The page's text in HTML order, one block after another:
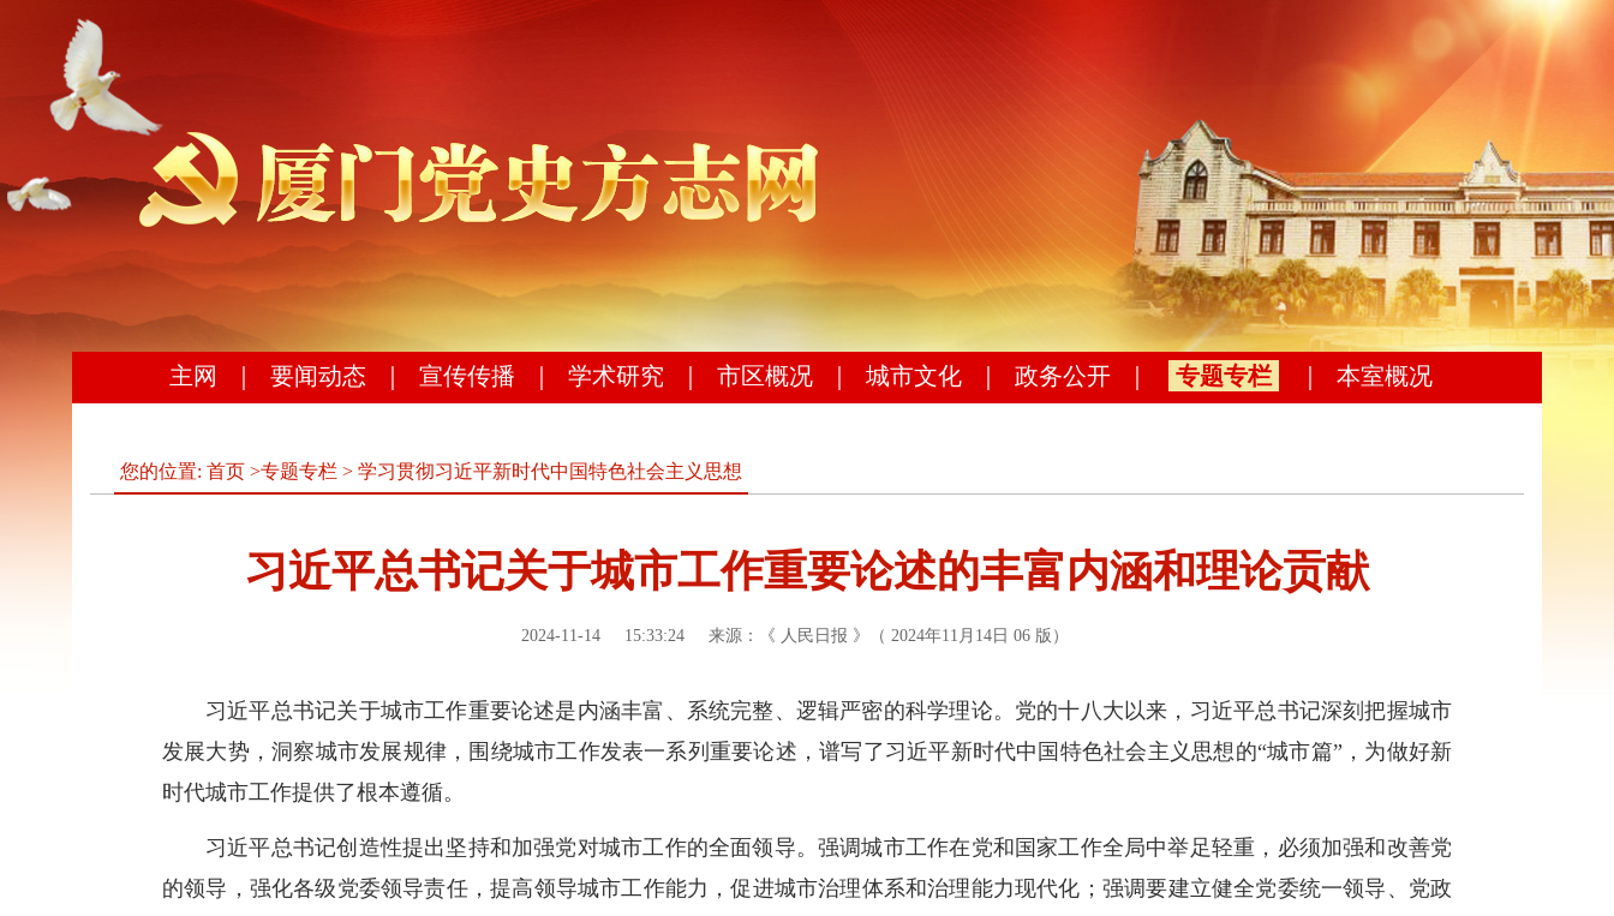
主网 要闻动态 宣传传播 学术研究 市区概况 城市文化 政务公开 专题专栏 本室概况
您的位置: 首页 >专题专栏 > 学习贯彻习近平新时代中国特色社会主义思想
习近平总书记关于城市工作重要论述的丰富内涵和理论贡献
2024-11-14 15:33:24 来源：《 人民日报 》（ 2024年11月14日 06 版）
习近平总书记关于城市工作重要论述是内涵丰富、系统完整、逻辑严密的科学理论。党的十八大以来，习近平总书记深刻把握城市
发展大势，洞察城市发展规律，围绕城市工作发表一系列重要论述，谱写了习近平新时代中国特色社会主义思想的“城市篇”，为做好新
时代城市工作提供了根本遵循。
习近平总书记创造性提出坚持和加强党对城市工作的全面领导。强调城市工作在党和国家工作全局中举足轻重，必须加强和改善党
的领导，强化各级党委领导责任，提高领导城市工作能力，促进城市治理体系和治理能力现代化；强调要建立健全党委统一领导、党政